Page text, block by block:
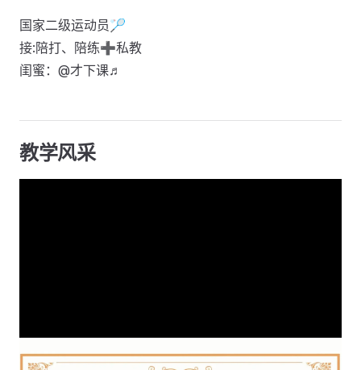
国家二级运动员🏸
接:陪打、陪练➕私教
闺蜜：@才下课♬
教学风采